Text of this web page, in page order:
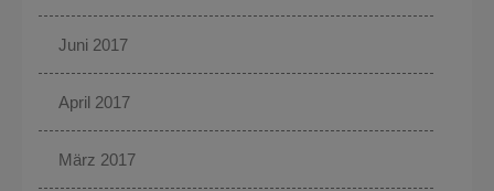
Juni 2017
April 2017
März 2017